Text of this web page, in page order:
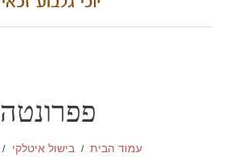
פפרונטה
עמוד הבית בישול איטלקי